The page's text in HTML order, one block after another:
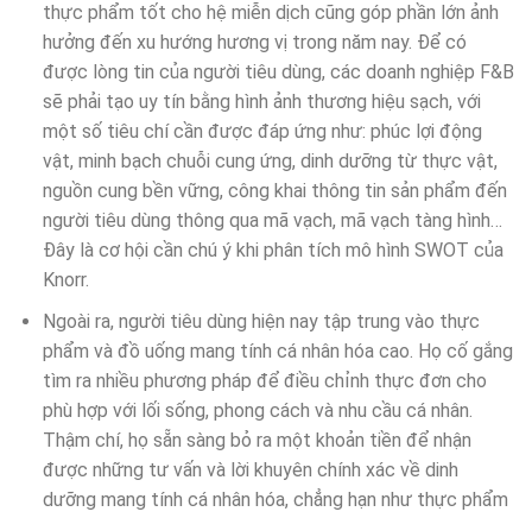
thực phẩm tốt cho hệ miễn dịch cũng góp phần lớn ảnh
hưởng đến xu hướng hương vị trong năm nay. Để có
được lòng tin của người tiêu dùng, các doanh nghiệp F&B
sẽ phải tạo uy tín bằng hình ảnh thương hiệu sạch, với
một số tiêu chí cần được đáp ứng như: phúc lợi động
vật, minh bạch chuỗi cung ứng, dinh dưỡng từ thực vật,
nguồn cung bền vững, công khai thông tin sản phẩm đến
người tiêu dùng thông qua mã vạch, mã vạch tàng hình…
Đây là cơ hội cần chú ý khi phân tích mô hình SWOT của
Knorr.
Ngoài ra, người tiêu dùng hiện nay tập trung vào thực
phẩm và đồ uống mang tính cá nhân hóa cao. Họ cố gắng
tìm ra nhiều phương pháp để điều chỉnh thực đơn cho
phù hợp với lối sống, phong cách và nhu cầu cá nhân.
Thậm chí, họ sẵn sàng bỏ ra một khoản tiền để nhận
được những tư vấn và lời khuyên chính xác về dinh
dưỡng mang tính cá nhân hóa, chẳng hạn như thực phẩm